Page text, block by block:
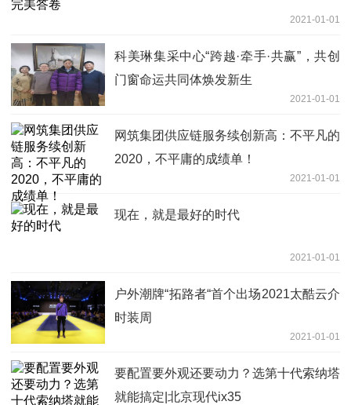
2021-01-01
科美琳集采中心“跨越·牵手·共赢”，共创
门窗命运共同体焕发新生
2021-01-01
网筑集团供应链服务续创新高：不平凡的
2020，不平庸的成绩单！
2021-01-01
现在，就是最好的时代
2021-01-01
户外潮牌“拓路者“首个出场2021太酷云介
时装周
2021-01-01
要配置要外观还要动力？选第十代索纳塔
就能搞定|北京现代ix35